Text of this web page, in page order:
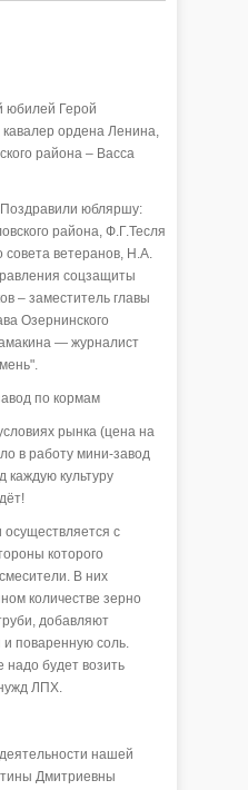
юбилей Герой
кавалер ордена Ленина,
района – Васса
юбляршу:
района, Ф.Г.Тесля
совета ветеранов, Н.А.
соцзащиты
– заместитель главы
Озернинского
— журналист
по кормам
рынка (цена на
в работу мини-завод
каждую культуру
с
которого
В них
количестве зерно
добавляют
поваренную соль.
надо будет возить
ЛПХ.
нашей
Дмитриевны